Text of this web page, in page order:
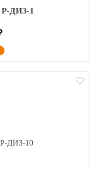
Р-ДИЗ-1